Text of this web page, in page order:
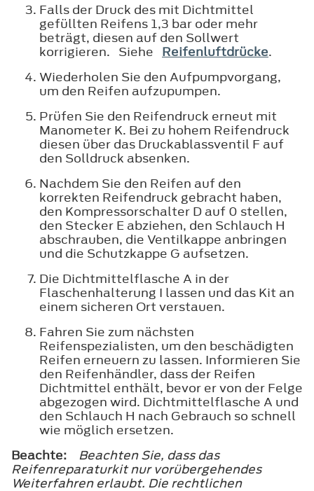
Falls der Druck des mit Dichtmittel
gefüllten Reifens 1,3 bar oder mehr
beträgt, diesen auf den Sollwert
korrigieren. Siehe Reifenluftdrücke.
Wiederholen Sie den Aufpumpvorgang,
um den Reifen aufzupumpen.
Prüfen Sie den Reifendruck erneut mit
Manometer K. Bei zu hohem Reifendruck
diesen über das Druckablassventil F auf
den Solldruck absenken.
Nachdem Sie den Reifen auf den
korrekten Reifendruck gebracht haben,
den Kompressorschalter D auf 0 stellen,
den Stecker E abziehen, den Schlauch H
abschrauben, die Ventilkappe anbringen
und die Schutzkappe G aufsetzen.
Die Dichtmittelflasche A in der
Flaschenhalterung I lassen und das Kit an
einem sicheren Ort verstauen.
Fahren Sie zum nächsten
Reifenspezialisten, um den beschädigten
Reifen erneuern zu lassen. Informieren Sie
den Reifenhändler, dass der Reifen
Dichtmittel enthält, bevor er von der Felge
abgezogen wird. Dichtmittelflasche A und
den Schlauch H nach Gebrauch so schnell
wie möglich ersetzen.
Beachte:
Beachten Sie, dass das
Reifenreparaturkit nur vorübergehendes
Weiterfahren erlaubt. Die rechtlichen